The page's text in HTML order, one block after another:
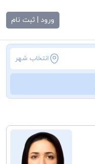
ورود | ثبت نام
انتخاب شهر